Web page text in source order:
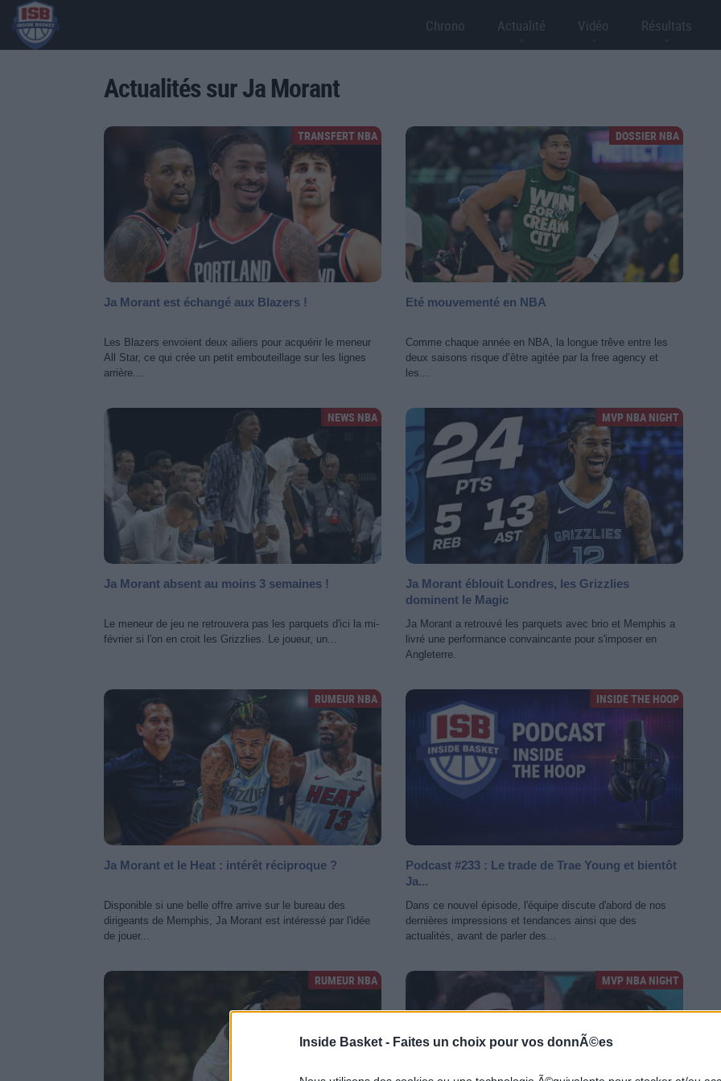
Inside Basket - Faites un choix pour vos donnÃ©es
Chrono Actualité Vidéo Résultats
Actualités sur Ja Morant
TRANSFERT NBA
Ja Morant est échangé aux Blazers !
Les Blazers envoient deux ailiers pour acquérir le meneur
All Star, ce qui crée un petit embouteillage sur les lignes
arrière....
DOSSIER NBA
Eté mouvementé en NBA
Comme chaque année en NBA, la longue trêve entre les
deux saisons risque d’être agitée par la free agency et
les...
NEWS NBA
Ja Morant absent au moins 3 semaines !
Le meneur de jeu ne retrouvera pas les parquets d'ici la mi-
février si l'on en croit les Grizzlies. Le joueur, un...
MVP NBA NIGHT
Ja Morant éblouit Londres, les Grizzlies
dominent le Magic
Ja Morant a retrouvé les parquets avec brio et Memphis a
livré une performance convaincante pour s'imposer en
Angleterre.
RUMEUR NBA
Ja Morant et le Heat : intérêt réciproque ?
Disponible si une belle offre arrive sur le bureau des
dirigeants de Memphis, Ja Morant est intéressé par l'idée
de jouer...
INSIDE THE HOOP
Podcast #233 : Le trade de Trae Young et bientôt
Ja...
Dans ce nouvel épisode, l'équipe discute d'abord de nos
dernières impressions et tendances ainsi que des
actualités, avant de parler des...
RUMEUR NBA MVP NBA NIGHT